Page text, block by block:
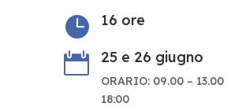
 16 ore
 25 e 26 giugno
ORARIO: 09.00 – 13.00
18:00